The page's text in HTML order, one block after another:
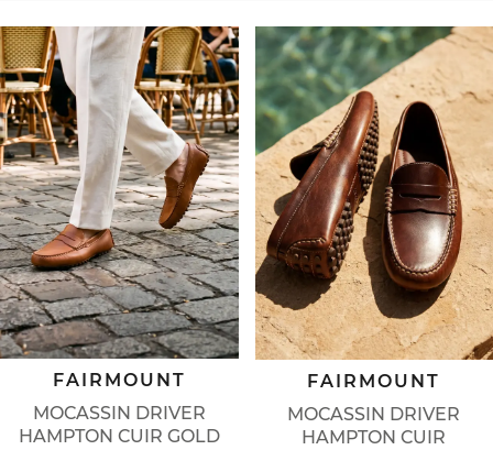
MOCASSIN DRIVER
HAMPTON CUIR GOLD
FAIRMOUNT
MOCASSIN DRIVER
HAMPTON CUIR
FAIRMOUNT